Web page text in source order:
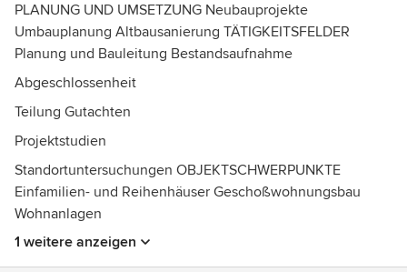
PLANUNG UND UMSETZUNG Neubauprojekte
Umbauplanung Altbausanierung TÄTIGKEITSFELDER
Planung und Bauleitung Bestandsaufnahme
Abgeschlossenheit
Teilung Gutachten
Projektstudien
Standortuntersuchungen OBJEKTSCHWERPUNKTE
Einfamilien- und Reihenhäuser Geschoßwohnungsbau
Wohnanlagen
1 weitere anzeigen